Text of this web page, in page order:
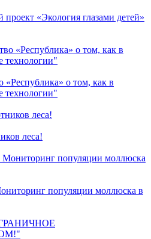
«Экология глазами детей»
о том, как в
технологии"
леса!
популяции моллюска в